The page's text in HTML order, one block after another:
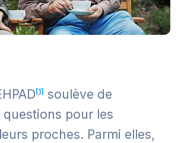
[1]
soulève de
pour les
proches. Parmi elles,